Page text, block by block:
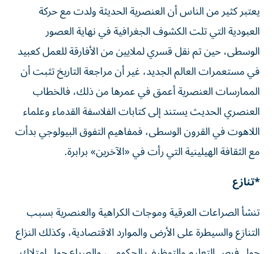
يعتبر كثير من الناس أن العنصرية الحديثة ولدت مع حركة
العبودية التي تلت الكشوف الجغرافية في نهاية العصور
الوسطى، حين تم نقل قسري لملايين من الأفارقة للعمل كعبيد
في مستعمرات العالم الجديد، غير أن مراجعة التاريخ تثبت أن
الممارسات العنصرية أعمق في عمرها من ذلك، فالخطاب
العنصري الحديث يستند إلى كتابات الفلاسفة القدماء وعلماء
اللاهوت في القرون الوسطى، فمفاهيم التفوق البيولوجي بدأت
مع الثقافة الهيلينية التي رأت في «الآخرين» برابرة.
*تنازع
تنشأ الصراعات العرقية وموجات الكراهية والعنصرية بسبب
التنازع والسيطرة على الأرض والموارد الاقتصادية، وكذلك النزاع